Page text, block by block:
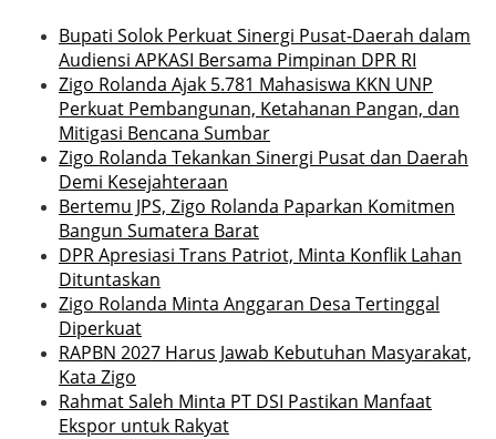
Bupati Solok Perkuat Sinergi Pusat-Daerah dalam
Audiensi APKASI Bersama Pimpinan DPR RI
Zigo Rolanda Ajak 5.781 Mahasiswa KKN UNP
Perkuat Pembangunan, Ketahanan Pangan, dan
Mitigasi Bencana Sumbar
Zigo Rolanda Tekankan Sinergi Pusat dan Daerah
Demi Kesejahteraan
Bertemu JPS, Zigo Rolanda Paparkan Komitmen
Bangun Sumatera Barat
DPR Apresiasi Trans Patriot, Minta Konflik Lahan
Dituntaskan
Zigo Rolanda Minta Anggaran Desa Tertinggal
Diperkuat
RAPBN 2027 Harus Jawab Kebutuhan Masyarakat,
Kata Zigo
Rahmat Saleh Minta PT DSI Pastikan Manfaat
Ekspor untuk Rakyat